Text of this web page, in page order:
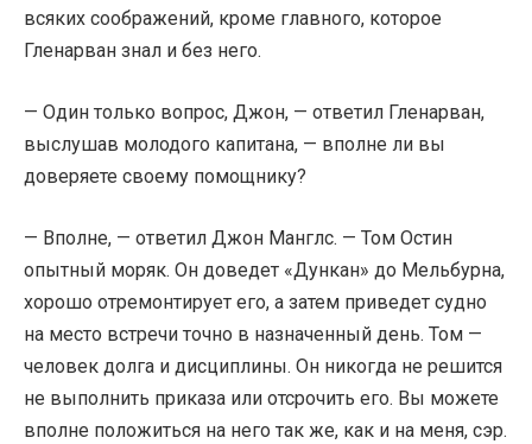
всяких соображений, кроме главного, которое
Гленарван знал и без него.
— Один только вопрос, Джон, — ответил Гленарван,
выслушав молодого капитана, — вполне ли вы
доверяете своему помощнику?
— Вполне, — ответил Джон Манглс. — Том Остин
опытный моряк. Он доведет «Дункан» до Мельбурна,
хорошо отремонтирует его, а затем приведет судно
на место встречи точно в назначенный день. Том —
человек долга и дисциплины. Он никогда не решится
не выполнить приказа или отсрочить его. Вы можете
вполне положиться на него так же, как и на меня, сэр.